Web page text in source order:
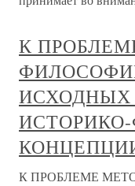
К
ИСХОДНЫХ
К ПРОБЛЕМЕ